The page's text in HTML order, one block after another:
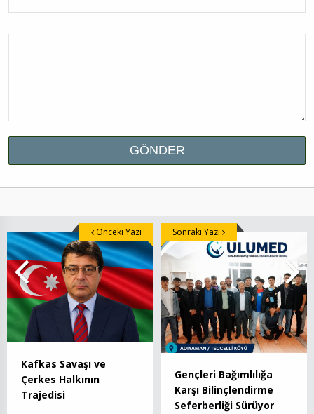
Kafkas Savaşı ve
Çerkes Halkının
Trajedisi
Önceki Yazı
Gençleri Bağımlılığa
Karşı Bilinçlendirme
Seferberliği Sürüyor
Sonraki Yazı